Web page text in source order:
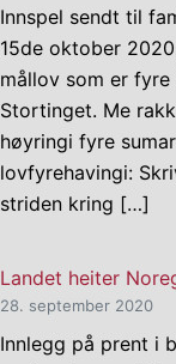
Innspel sendt til
15de oktober
mållov som er
Stortinget. Me
høyringi fyre
lovfyrehavingi:
striden kring […]
Landet heiter
28. september 2020
Innlegg på prent i